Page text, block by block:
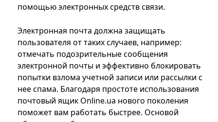
помощью электронных средств связи.
Электронная почта должна защищать
пользователя от таких случаев, например:
отмечать подозрительные сообщения
электронной почты и эффективно блокировать
попытки взлома учетной записи или рассылки с
нее спама. Благодаря простоте использования
почтовый ящик Online.ua нового поколения
поможет вам работать быстрее. Основой